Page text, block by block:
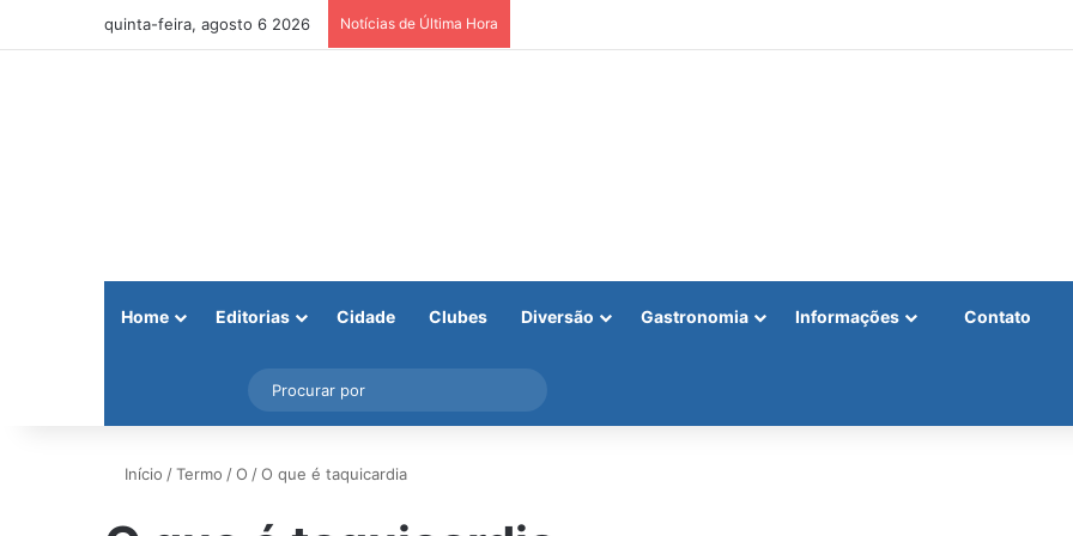
quinta-feira, agosto 6 2026 Notícias de Última Hora
Home Editorias Cidade Clubes Diversão Gastronomia Informações Contato
Instagram
Barra Lateral
por
Início /Termo /O /O que é taquicardia